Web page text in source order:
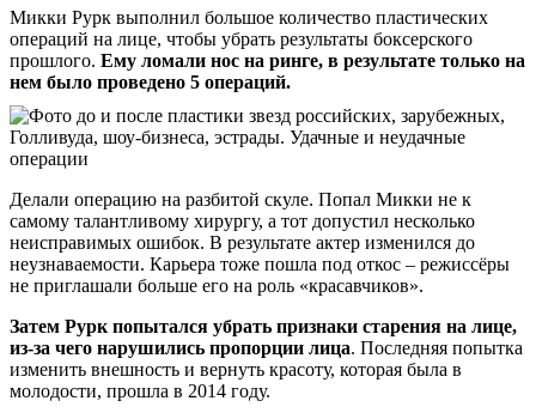
Микки Рурк выполнил большое количество пластических
операций на лице, чтобы убрать результаты боксерского
прошлого. Ему ломали нос на ринге, в результате только на
нем было проведено 5 операций.
Делали операцию на разбитой скуле. Попал Микки не к
самому талантливому хирургу, а тот допустил несколько
неисправимых ошибок. В результате актер изменился до
неузнаваемости. Карьера тоже пошла под откос – режиссёры
не приглашали больше его на роль «красавчиков».
Затем Рурк попытался убрать признаки старения на лице,
из-за чего нарушились пропорции лица. Последняя попытка
изменить внешность и вернуть красоту, которая была в
молодости, прошла в 2014 году.